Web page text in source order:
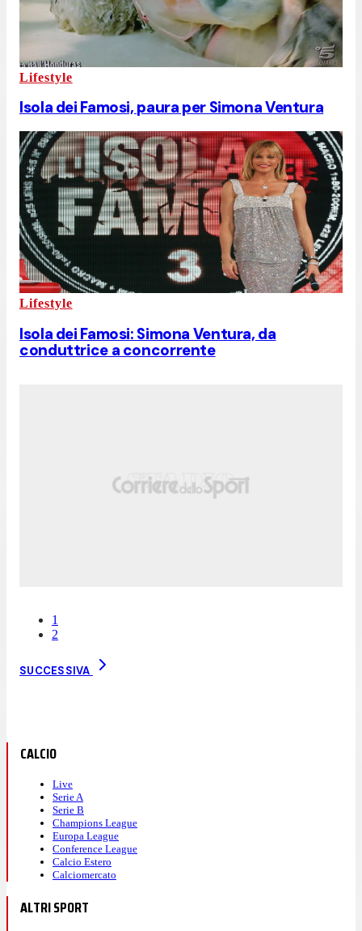
Lifestyle
Isola dei Famosi, paura per Simona Ventura
Lifestyle
Isola dei Famosi: Simona Ventura, da
conduttrice a concorrente
1
2
SUCCESSIVA
CALCIO
Live
Serie A
Serie B
Champions League
Europa League
Conference League
Calcio Estero
Calciomercato
ALTRI SPORT